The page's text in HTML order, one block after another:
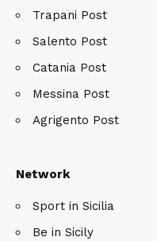
Trapani Post
Salento Post
Catania Post
Messina Post
Agrigento Post
Network
Sport in Sicilia
Be in Sicily